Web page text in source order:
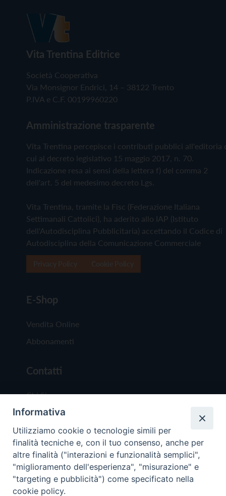
Vita Trentina Editrice
Società Cooperativa
Via Monsignor Endrici, 14 – 38122 Trento
P.IVA e C.F. 00199960220
Amministrazione trasparente
Vita Trentina percepisce i contributi pubblici all'editoria
cui al decreto legislativo 15 maggio 2017, n. 70.
Indicazione resa ai sensi della lettera f) del comma 2
dell'art. 5 del medesimo decreto Lgs.
Vita Trentina, tramite la Fisc (Federazione Italiana
Settimanali Cattolici), ha aderito allo IAP (Istituto
dell'Autodisciplina Pubblicitaria) accettando il Codice di
Autodisciplina della Comunicazione Commerciale
E-Shop
Vendita Online
Abbonamenti
Contatti
Chi Siamo
Redazione
Scrivici
Copyright © 2019 - Tutti i diritti riservati - Vita
Informativa
Utilizziamo cookie o tecnologie simili per
finalità tecniche e, con il tuo consenso, anche per
altre finalità ("interazioni e funzionalità semplici",
"miglioramento dell'esperienza", "misurazione" e
"targeting e pubblicità") come specificato nella
cookie policy.